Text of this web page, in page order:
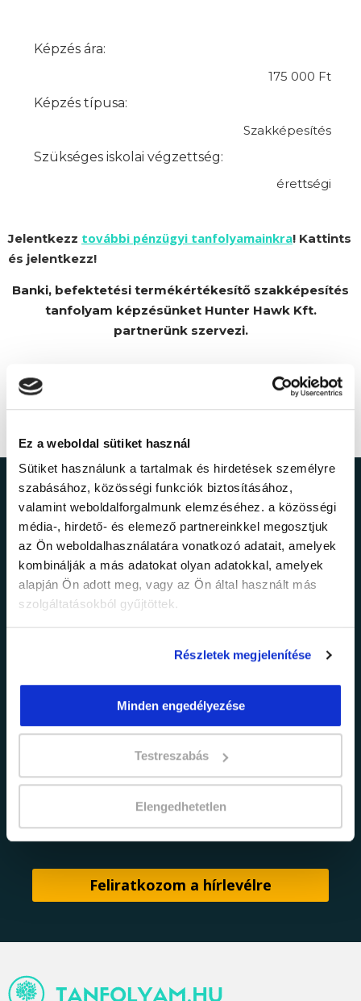
Ez a weboldal sütiket használ
Sütiket használunk a tartalmak és hirdetések személyre
szabásához, közösségi funkciók biztosításához,
valamint weboldalforgalmunk elemzéséhez. a közösségi
média-, hirdető- és elemező partnereinkkel megosztjuk
az Ön weboldalhasználatára vonatkozó adatait, amelyek
kombinálják a más adatokat olyan adatokkal, amelyek
alapján Ön adott meg, vagy az Ön által használt más
szolgáltatásokból gyűjtöttek.
Részletek megjelenítése
Minden engedélyezése
Testreszabás
Elengedhetetlen
Képzés ára:
175 000 Ft
Képzés típusa:
Szakképesítés
Szükséges iskolai végzettség:
érettségi
Jelentkezz további pénzügyi tanfolyamainkra! Kattints
és jelentkezz!
Banki, befektetési termékértékesítő szakképesítés
tanfolyam képzésünket Hunter Hawk Kft.
partnerünk szervezi.
Ne maradj le a
legfrissebb
információkról!
Értesülj elsőként legújabb tanfolyamainkról,